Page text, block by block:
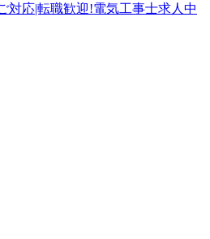
対応|転職歓迎!電気工事士求人中